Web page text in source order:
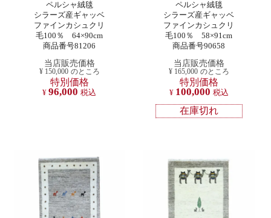
ペルシャ絨毯
シラーズ産ギャッベ
ファインカシュクリ
毛100％ 64×90cm
商品番号81206
当店販売価格
¥ 150,000 のところ
特別価格
¥ 96,000 税込
ペルシャ絨毯
シラーズ産ギャッベ
ファインカシュクリ
毛100％ 58×91cm
商品番号90658
当店販売価格
¥ 165,000 のところ
特別価格
¥ 100,000 税込
在庫切れ